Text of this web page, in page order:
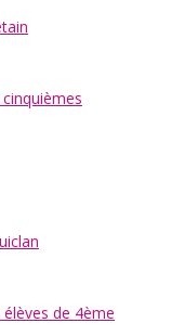
de 4ème